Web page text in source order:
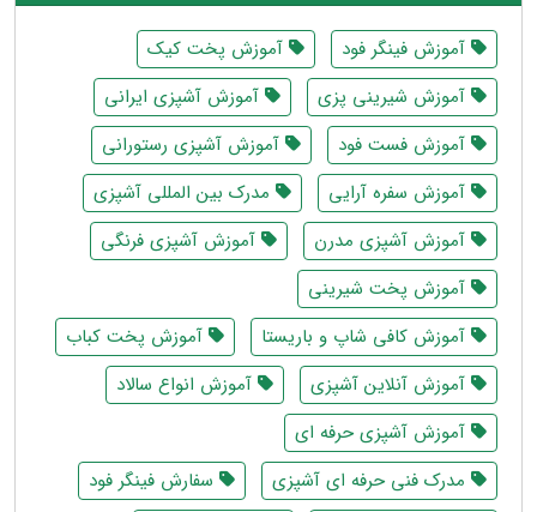
آموزش فینگر فود
آموزش پخت کیک
آموزش شیرینی پزی
آموزش آشپزی ایرانی
آموزش فست فود
آموزش آشپزی رستورانی
آموزش سفره آرایی
مدرک بین المللی آشپزی
آموزش آشپزی مدرن
آموزش آشپزی فرنگی
آموزش پخت شیرینی
آموزش کافی شاپ و باریستا
آموزش پخت کباب
آموزش آنلاین آشپزی
آموزش انواع سالاد
آموزش آشپزی حرفه ای
مدرک فنی حرفه ای آشپزی
سفارش فینگر فود